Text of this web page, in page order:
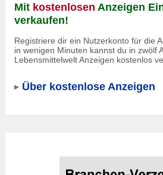
Mit kostenlosen Anzeigen
verkaufen!
Registriere dir ein Nutzerkonto für die
in wenigen Minuten kannst du in zwölf
Lebensmittelwelt Anzeigen kostenlos
Über kostenlose Anzeigen